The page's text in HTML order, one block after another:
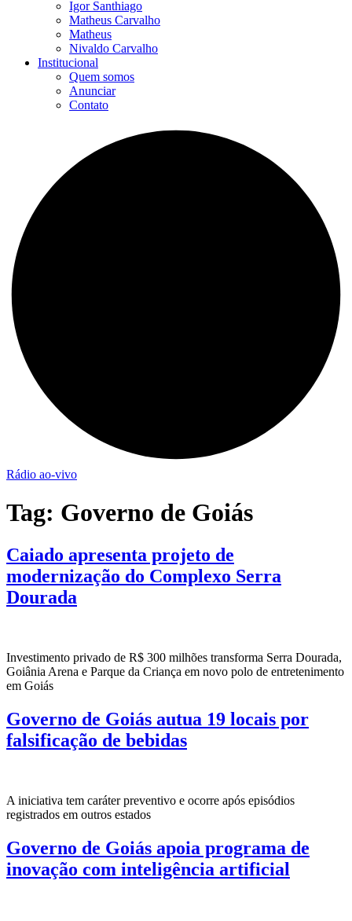
Igor Santhiago
Matheus Carvalho
Matheus
Nivaldo Carvalho
Institucional
Quem somos
Anunciar
Contato
Rádio ao-vivo
Tag: Governo de Goiás
Caiado apresenta projeto de
modernização do Complexo Serra
Dourada
Investimento privado de R$ 300 milhões transforma Serra Dourada,
Goiânia Arena e Parque da Criança em novo polo de entretenimento
em Goiás
Governo de Goiás autua 19 locais por
falsificação de bebidas
A iniciativa tem caráter preventivo e ocorre após episódios
registrados em outros estados
Governo de Goiás apoia programa de
inovação com inteligência artificial